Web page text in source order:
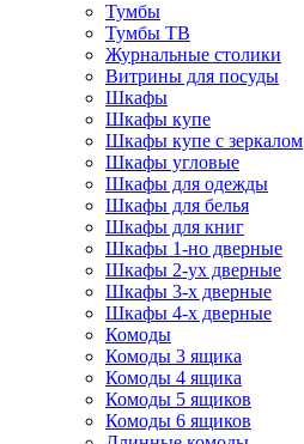
Тумбы
Тумбы ТВ
Журнальные столики
Витрины для посуды
Шкафы
Шкафы купе
Шкафы купе с зеркалом
Шкафы угловые
Шкафы для одежды
Шкафы для белья
Шкафы для книг
Шкафы 1-но дверные
Шкафы 2-ух дверные
Шкафы 3-х дверные
Шкафы 4-х дверные
Комоды
Комоды 3 ящика
Комоды 4 ящика
Комоды 5 ящиков
Комоды 6 ящиков